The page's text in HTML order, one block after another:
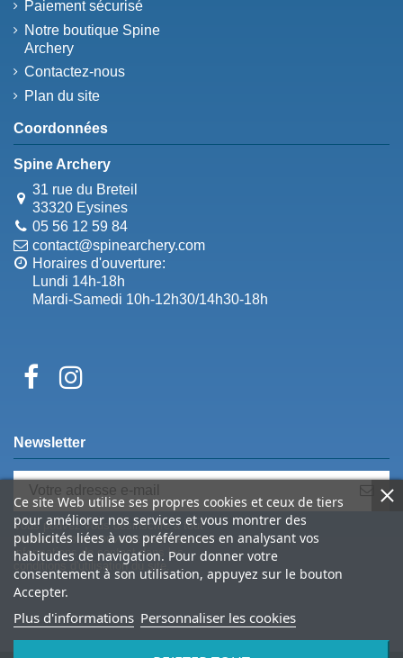
Paiement sécurisé
Notre boutique Spine
Archery
Contactez-nous
Plan du site
Coordonnées
Spine Archery
31 rue du Breteil
33320 Eysines
05 56 12 59 84
contact@spinearchery.com
Horaires d'ouverture:
Lundi 14h-18h
Mardi-Samedi 10h-12h30/14h30-18h
Ce site Web utilise ses propres cookies et ceux de tiers
pour améliorer nos services et vous montrer des
publicités liées à vos préférences en analysant vos
habitudes de navigation. Pour donner votre
consentement à son utilisation, appuyez sur le bouton
Accepter.
Plus d'informations Personnaliser les cookies
Newsletter
Vous pouvez vous désinscrire à tout
moment. Vous trouverez pour cela nos
informations de contact dans les
conditions d'utilisation du site.